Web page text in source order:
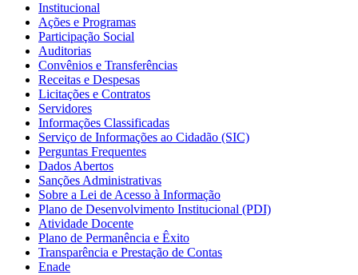
Institucional
Ações e Programas
Participação Social
Auditorias
Convênios e Transferências
Receitas e Despesas
Licitações e Contratos
Servidores
Informações Classificadas
Serviço de Informações ao Cidadão (SIC)
Perguntas Frequentes
Dados Abertos
Sanções Administrativas
Sobre a Lei de Acesso à Informação
Plano de Desenvolvimento Institucional (PDI)
Atividade Docente
Plano de Permanência e Êxito
Transparência e Prestação de Contas
Enade